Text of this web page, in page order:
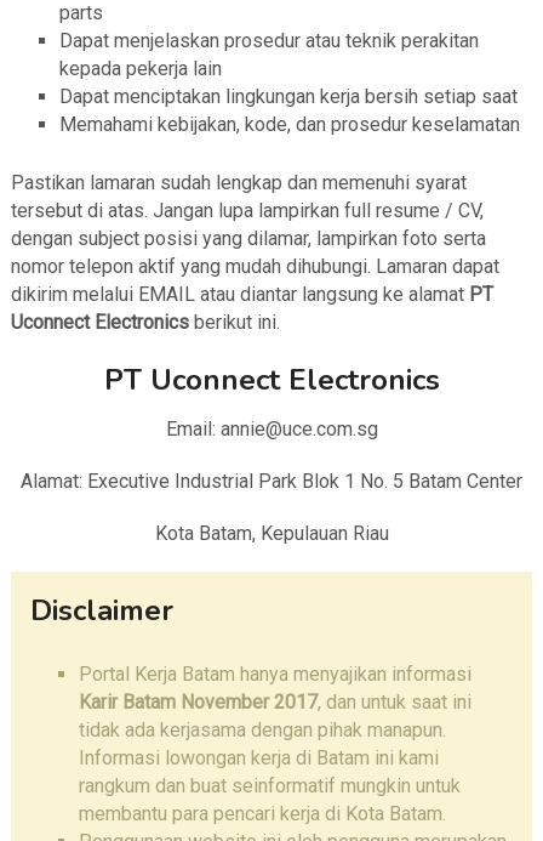
parts
Dapat menjelaskan prosedur atau teknik perakitan
kepada pekerja lain
Dapat menciptakan lingkungan kerja bersih setiap saat
Memahami kebijakan, kode, dan prosedur keselamatan
Pastikan lamaran sudah lengkap dan memenuhi syarat
tersebut di atas. Jangan lupa lampirkan full resume / CV,
dengan subject posisi yang dilamar, lampirkan foto serta
nomor telepon aktif yang mudah dihubungi. Lamaran dapat
dikirim melalui EMAIL atau diantar langsung ke alamatPT
Uconnect Electronicsberikut ini.
PT Uconnect Electronics
Email: annie@uce.com.sg
Alamat: Executive Industrial Park Blok 1 No. 5 Batam Center
Kota Batam, Kepulauan Riau
Disclaimer
Portal Kerja Batam hanya menyajikan informasi
Karir Batam November 2017, dan untuk saat ini
tidak ada kerjasama dengan pihak manapun.
Informasi lowongan kerja di Batam ini kami
rangkum dan buat seinformatif mungkin untuk
membantu para pencari kerja di Kota Batam.